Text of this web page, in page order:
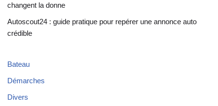
changent la donne
Autoscout24 : guide pratique pour repérer une annonce auto
crédible
Bateau
Démarches
Divers